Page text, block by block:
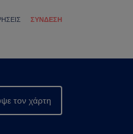
ΣΎΝΔΕΣΗ
τον χάρτη
χάρτη